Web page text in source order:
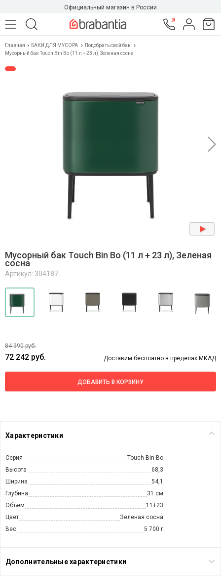
Официальный магазин в России
Главная БАКИ ДЛЯ МУСОРА
Подобрать свой бак
Мусорный бак Touch Bin Bo (11 л + 23 л), Зеленая сосна
Мусорный бак Touch Bin Bo (11 л + 23 л), Зеленая
сосна
Артикул: 304187
84 990 руб.
72 242 руб. Доставим бесплатно в пределах МКАД
ДОБАВИТЬ В КОРЗИНУ
Характеристики
Серия
Touch Bin Bo
Высота
68,3
Ширина
54,1
Глубина
31 см
Объем
11+23
Цвет
Зеленая сосна
Вес
5 700 г
Дополнительные характеристики